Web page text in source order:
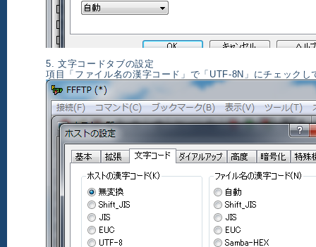
5. 文字コードタブの設定
項目「ファイル名の漢字コード」で「UTF-8N」にチェックし